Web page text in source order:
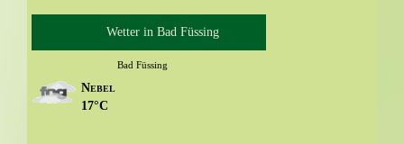
Wetter in Bad Füssing
Bad Füssing
Nebel
17°C